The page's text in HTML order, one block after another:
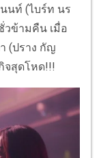
นท์ (ไบร์ท นร
วข้ามคืน เมื่อ
(ปราง กัญ
จสุดโหด!!!